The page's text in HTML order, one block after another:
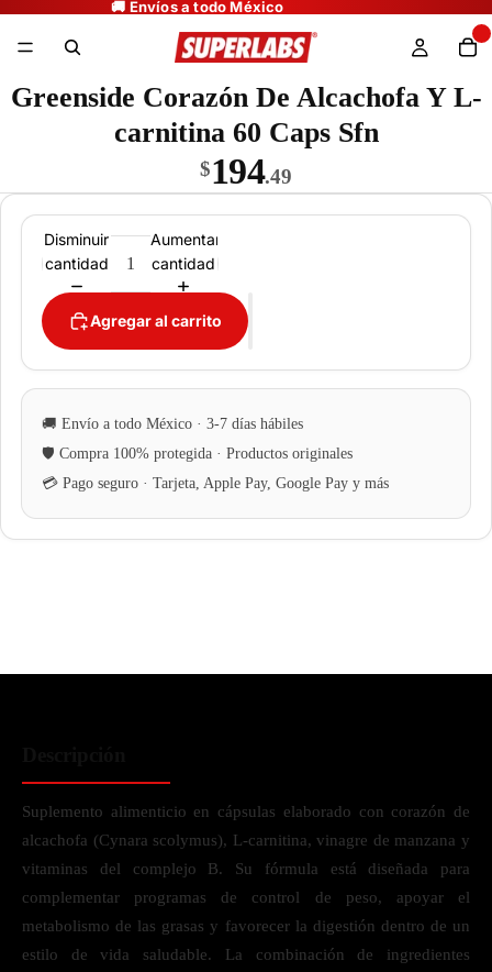
Greenside Corazón De Alcachofa Y L-
carnitina 60 Caps Sfn
$194.49
Disminuir
cantidad
Aumentar
cantidad
Agregar al carrito
Suplemento alimenticio en cápsulas elaborado con corazón de
alcachofa (Cynara scolymus), L-carnitina, vinagre de manzana y
vitaminas del complejo B. Su fórmula está diseñada para
complementar programas de control de peso, apoyar el
metabolismo de las grasas y favorecer la digestión dentro de un
estilo de vida saludable. La combinación de ingredientes